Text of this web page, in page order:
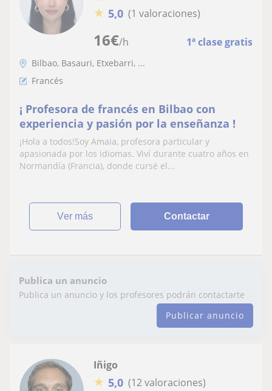
16€/h 1ª clase gratis
★ 5,0 (1 valoraciones)
Bilbao, Basauri, Etxebarri, ...
Francés
¡ Profesora de francés en Bilbao con
experiencia y pasión por la enseñanza !
¡Hola a todos!Soy Amaia, profesora particular y
apasionada por los idiomas. Viví durante cuatro años en
Normandía (Francia), donde cursé el...
ver más Contactar
Publica un anuncio
Publica un anuncio y los profesores podrán contactarte
Publicar anuncio
Iñigo
★ 5,0 (12 valoraciones)